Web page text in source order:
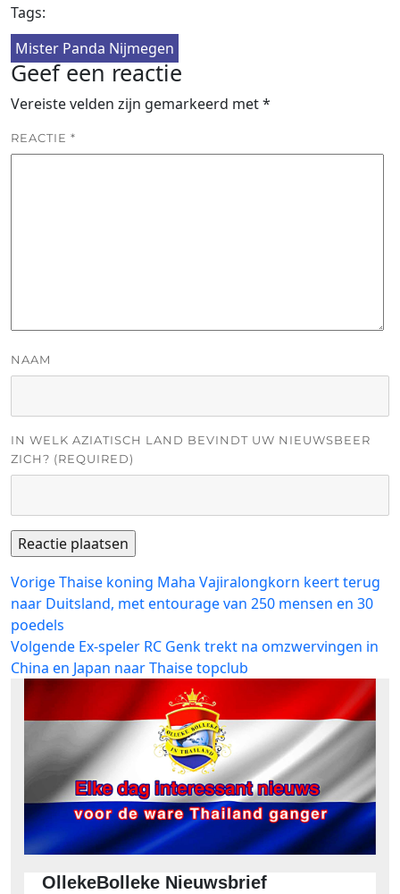
Tags:
Mister Panda Nijmegen
Geef een reactie
Vereiste velden zijn gemarkeerd met*
REACTIE *
NAAM
IN WELK AZIATISCH LAND BEVINDT UW NIEUWSBEER
ZICH? (REQUIRED)
Bericht
navigatie
VorigeVorig
bericht:
Thaise koning Maha Vajiralongkorn keert terug
naar Duitsland, met entourage van 250 mensen en 30
poedels
Volgende Volgend
bericht:
Ex-speler RC Genk trekt na omzwervingen in
China en Japan naar Thaise topclub
OllekeBolleke Nieuwsbrief